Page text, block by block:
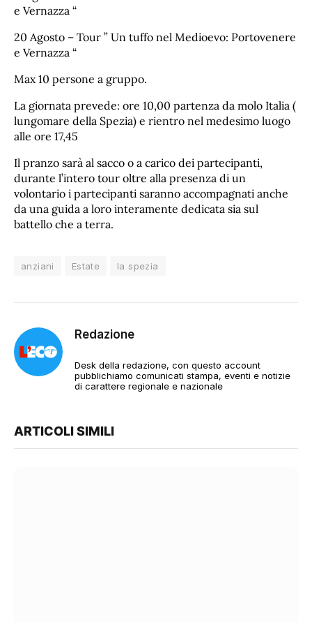
e Vernazza “
20 Agosto – Tour ” Un tuffo nel Medioevo: Portovenere
e Vernazza “
Max 10 persone a gruppo.
La giornata prevede: ore 10,00 partenza da molo Italia (
lungomare della Spezia) e rientro nel medesimo luogo
alle ore 17,45
Il pranzo sarà al sacco o a carico dei partecipanti,
durante l’intero tour oltre alla presenza di un
volontario i partecipanti saranno accompagnati anche
da una guida a loro interamente dedicata sia sul
battello che a terra.
anziani Estate la spezia
Redazione
Desk della redazione, con questo account
pubblichiamo comunicati stampa, eventi e notizie
di carattere regionale e nazionale
ARTICOLI SIMILI